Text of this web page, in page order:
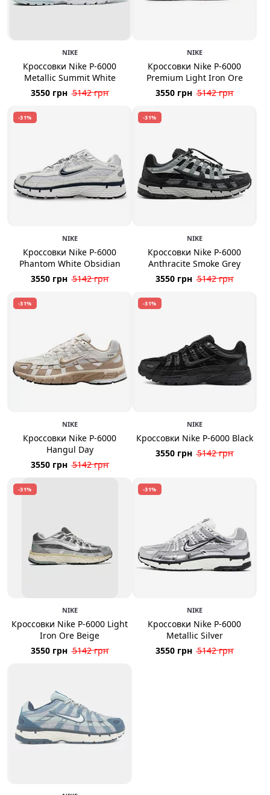
NIKE
Кроссовки Nike P-6000
Metallic Summit White
3550 грн 5142 грн
NIKE
Кроссовки Nike P-6000
Premium Light Iron Ore
3550 грн 5142 грн
-31%
NIKE
Кроссовки Nike P-6000
Phantom White Obsidian
3550 грн 5142 грн
-31%
NIKE
Кроссовки Nike P-6000
Anthracite Smoke Grey
3550 грн 5142 грн
-31%
NIKE
Кроссовки Nike P-6000
Hangul Day
3550 грн 5142 грн
-31%
NIKE
Кроссовки Nike P-6000 Black
3550 грн 5142 грн
-31%
NIKE
Кроссовки Nike P-6000 Light
Iron Ore Beige
3550 грн 5142 грн
-31%
NIKE
Кроссовки Nike P-6000
Metallic Silver
3550 грн 5142 грн